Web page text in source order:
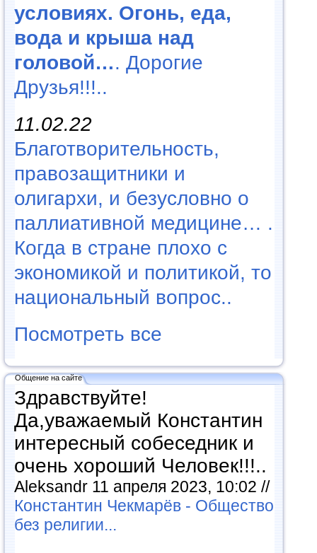
условиях. Огонь, еда,
вода и крыша над
головой…. Дорогие
Друзья!!!..
11.02.22
Благотворительность,
правозащитники и
олигархи, и безусловно о
паллиативной медицине… .
Когда в стране плохо с
экономикой и политикой, то
национальный вопрос..
Посмотреть все
Общение на сайте
Здравствуйте!
Да,уважаемый Константин
интересный собеседник и
очень хороший Человек!!!..
Aleksandr 11 апреля 2023, 10:02 //
Константин Чекмарёв - Общество
без религии...